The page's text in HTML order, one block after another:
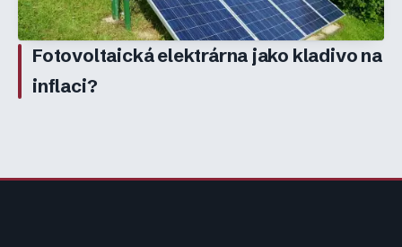
Fotovoltaická elektrárna jako kladivo na
inflaci?